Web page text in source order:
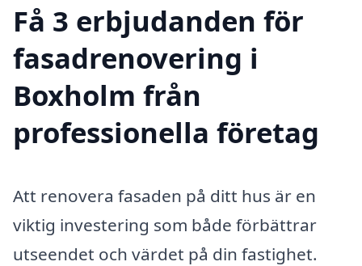
Få 3 erbjudanden för
fasadrenovering i
Boxholm från
professionella företag
Att renovera fasaden på ditt hus är en
viktig investering som både förbättrar
utseendet och värdet på din fastighet.